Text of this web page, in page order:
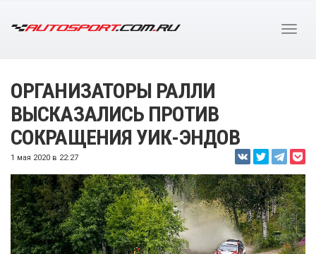
ОРГАНИЗАТОРЫ РАЛЛИ
ВЫСКАЗАЛИСЬ ПРОТИВ
СОКРАЩЕНИЯ УИК-ЭНДОВ
1 мая 2020 в 22:27